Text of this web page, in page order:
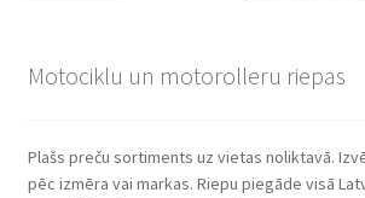
Motociklu un motorolleru riepas
Plašs preču sortiments uz vietas noliktavā.
pēc izmēra vai markas. Riepu piegāde visā